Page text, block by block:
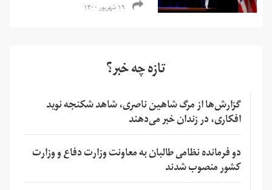
۱۹ شهریور ۱۴۰۰
تازه چه خبر؟
گزارش‌ها از مرگ شاهین ناصری، شاهد شکنجه نوید
افکاری، در زندان خبر می‌دهند
دو فرمانده نظامی طالبان به معاونت وزارت دفاع و وزارت
کشور منصوب شدند